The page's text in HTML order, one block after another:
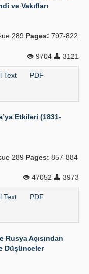
ve Vakıfları
289 Pages: 797-822
9704
3121
Text PDF
Etkileri (1831-
289 Pages: 857-884
47052
3973
Text PDF
Rusya Açısından
Düşünceler